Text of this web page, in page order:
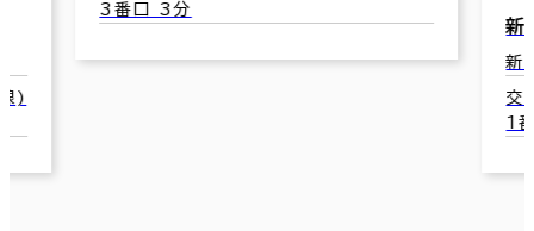
新宿小川ビル
新宿区新宿1-4-8
新
新
交
副